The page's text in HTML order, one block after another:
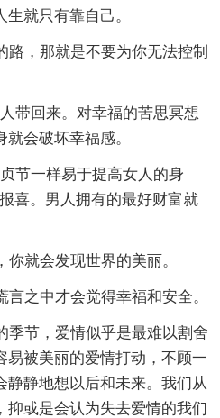
就只有靠自己。
路，那就是不要为你无法控制
带回来。对幸福的苦思冥想
会破坏幸福感。
节一样易于提高女人的身
喜。男人拥有的最好财富就
就会发现世界的美丽。
之中才会觉得幸福和安全。
季节，爱情似乎是最难以割舍
易被美丽的爱情打动，不顾一
静静地想以后和未来。我们从
抑或是会认为失去爱情的我们